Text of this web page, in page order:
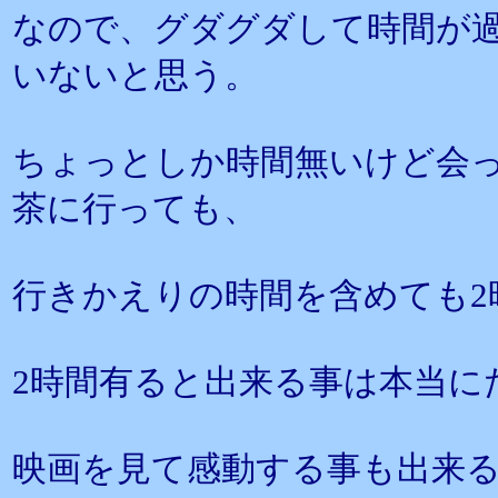
なので、グダグダして時間が
いないと思う。
ちょっとしか時間無いけど会
茶に行っても、
行きかえりの時間を含めても
2時間有ると出来る事は本当
映画を見て感動する事も出来